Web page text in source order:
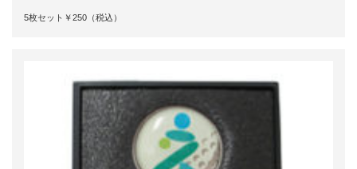
5枚セット￥250（税込）